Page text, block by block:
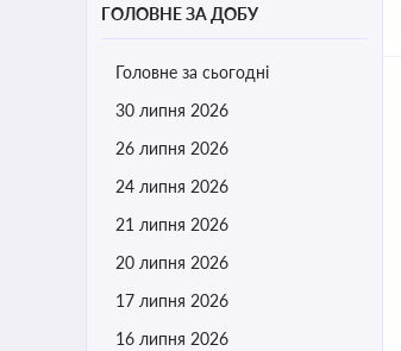
ГОЛОВНЕ ЗА ДОБУ
Головне за сьогодні
30 липня 2026
26 липня 2026
24 липня 2026
21 липня 2026
20 липня 2026
17 липня 2026
16 липня 2026